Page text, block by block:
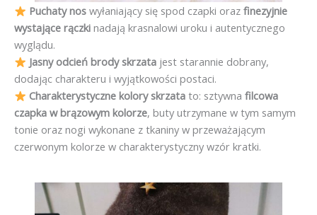
Puchaty noswyłaniający się spod czapki oraz finezyjnie
wystające rączki nadają krasnalowi uroku i autentycznego
wyglądu.
Jasny odcień brody skrzatajest starannie dobrany,
dodając charakteru i wyjątkowości postaci.
Charakterystyczne kolory skrzatato: sztywna filcowa
czapka w brązowym kolorze, buty utrzymane w tym samym
tonie oraz nogi wykonane z tkaniny w przeważającym
czerwonym kolorze w charakterystyczny wzór kratki.